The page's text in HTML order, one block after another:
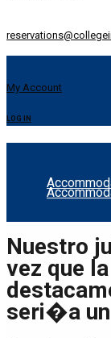
My Account
LOG IN
Nuestro
vez que
seri�a